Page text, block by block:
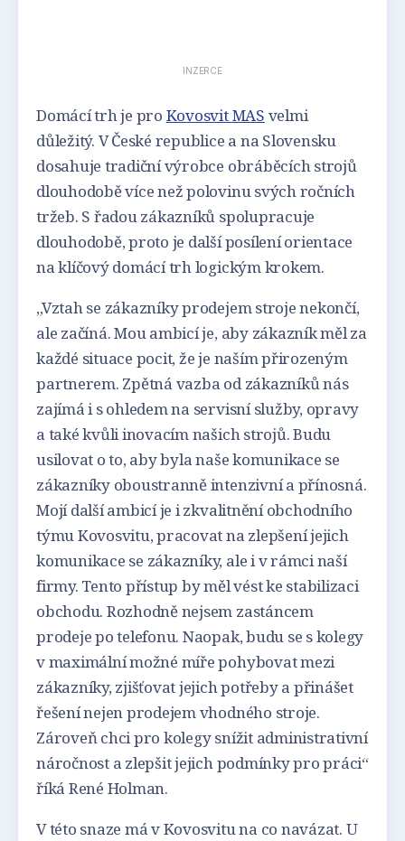
INZERCE
Domácí trh je pro Kovosvit MAS velmi
důležitý. V České republice a na Slovensku
dosahuje tradiční výrobce obráběcích strojů
dlouhodobě více než polovinu svých ročních
tržeb. S řadou zákazníků spolupracuje
dlouhodobě, proto je další posílení orientace
na klíčový domácí trh logickým krokem.
„Vztah se zákazníky prodejem stroje nekončí,
ale začíná. Mou ambicí je, aby zákazník měl za
každé situace pocit, že je naším přirozeným
partnerem. Zpětná vazba od zákazníků nás
zajímá i s ohledem na servisní služby, opravy
a také kvůli inovacím našich strojů. Budu
usilovat o to, aby byla naše komunikace se
zákazníky oboustranně intenzivní a přínosná.
Mojí další ambicí je i zkvalitnění obchodního
týmu Kovosvitu, pracovat na zlepšení jejich
komunikace se zákazníky, ale i v rámci naší
firmy. Tento přístup by měl vést ke stabilizaci
obchodu. Rozhodně nejsem zastáncem
prodeje po telefonu. Naopak, budu se s kolegy
v maximální možné míře pohybovat mezi
zákazníky, zjišťovat jejich potřeby a přinášet
řešení nejen prodejem vhodného stroje.
Zároveň chci pro kolegy snížit administrativní
náročnost a zlepšit jejich podmínky pro práci“
říká René Holman.
V této snaze má v Kovosvitu na co navázat. U